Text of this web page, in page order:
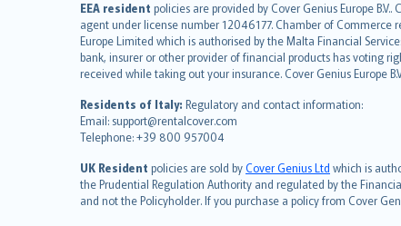
EEA resident policies are provided by Cover Genius Europe
agent under license number 12046177. Chamber of Commerce
Europe Limited which is authorised by the Malta Financial
bank, insurer or other provider of financial products has voting
received while taking out your insurance. Cover Genius Europe
Residents of Italy: Regulatory and contact information:
Email: support@rentalcover.com
Telephone: +39 800 957004
UK Resident policies are sold byCover Genius Ltd which is
the Prudential Regulation Authority and regulated by the
and not the Policyholder. If you purchase a policy from Cover
English (UK)
English (US)
Deutsch
français
Nederlands
español
italiano
简体中文
繁體中文
Português